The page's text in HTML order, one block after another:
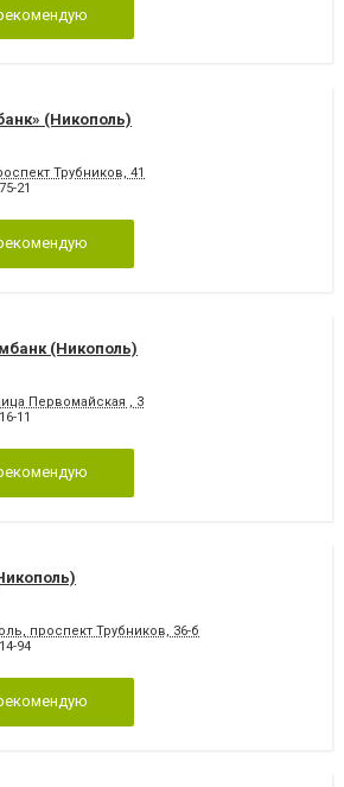
(Никополь)
Трубников, 41
21
(Никополь)
Первомайская , 3
11
проспект Трубников, 36-б
94